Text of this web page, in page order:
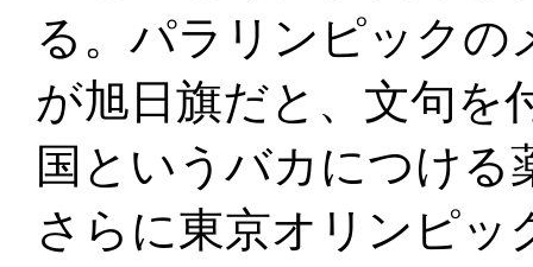
る。パラリンピックの
が旭日旗だと、文句を
国というバカにつける
さらに東京オリンピッ